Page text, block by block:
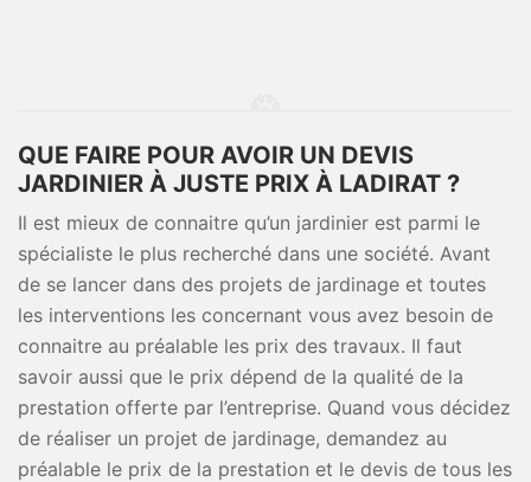
QUE FAIRE POUR AVOIR UN DEVIS
JARDINIER À JUSTE PRIX À LADIRAT ?
Il est mieux de connaitre qu’un jardinier est parmi le
spécialiste le plus recherché dans une société. Avant
de se lancer dans des projets de jardinage et toutes
les interventions les concernant vous avez besoin de
connaitre au préalable les prix des travaux. Il faut
savoir aussi que le prix dépend de la qualité de la
prestation offerte par l’entreprise. Quand vous décidez
de réaliser un projet de jardinage, demandez au
préalable le prix de la prestation et le devis de tous les